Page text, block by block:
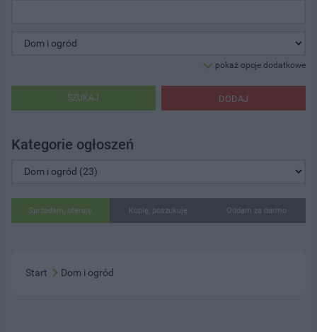
pokaż opcje dodatkowe
DODAJ
SZUKAJ
Kategorie ogłoszeń
Sprzedam, oferuję Kupię, poszukuję Oddam za darmo
Start Dom i ogród